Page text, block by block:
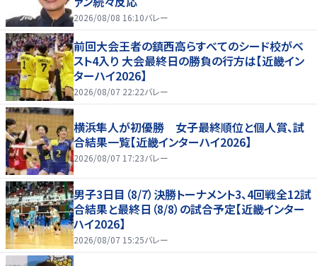
2026/08/08 16:10バレー
前回大会王者の鎮西高らすべてのシード校がベ
スト4入り 大会最終日の勝負の行方は【近畿イン
ターハイ2026】
2026/08/07 22:22バレー
横浜隼人が初優勝 女子最終順位と個人賞、試
合結果一覧【近畿インターハイ2026】
2026/08/07 17:23バレー
男子3日目（8/7）決勝トーナメント3、4回戦全12試
合結果と最終日（8/8）の試合予定【近畿インター
ハイ2026】
2026/08/07 15:25バレー